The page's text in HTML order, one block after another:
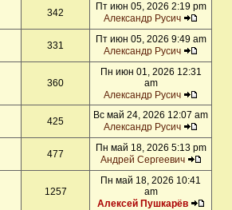
342
Пт июн 05, 2026 2:19 pm
Александр Русич
331
Пт июн 05, 2026 9:49 am
Александр Русич
360
Пн июн 01, 2026 12:31
am
Александр Русич
425
Вс май 24, 2026 12:07 am
Александр Русич
477
Пн май 18, 2026 5:13 pm
Андрей Сергеевич
1257
Пн май 18, 2026 10:41
am
Алексей Пушкарёв